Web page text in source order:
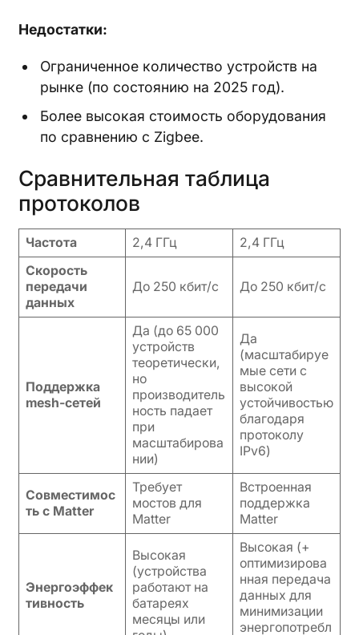
Недостатки:
Ограниченное количество устройств на
рынке (по состоянию на 2025 год).
Более высокая стоимость оборудования
по сравнению с Zigbee.
Сравнительная таблица
протоколов
Частота 2,4 ГГц
2,4 ГГц
Скорость
передачи
данных
До 250 кбит/с До 250 кбит/с
Поддержка
mesh-сетей
Да (до 65 000
устройств
теоретически,
но
производитель
ность падает
при
масштабирова
нии)
Да
(масштабируе
мые сети с
высокой
устойчивостью
благодаря
протоколу
IPv6)
Совместимос
ть с Matter
Требует
мостов для
Matter
Встроенная
поддержка
Matter
Энергоэффек
тивность
Высокая
(устройства
работают на
батареях
месяцы или
Высокая (+
оптимизирова
нная передача
данных для
минимизации
энергопотребл